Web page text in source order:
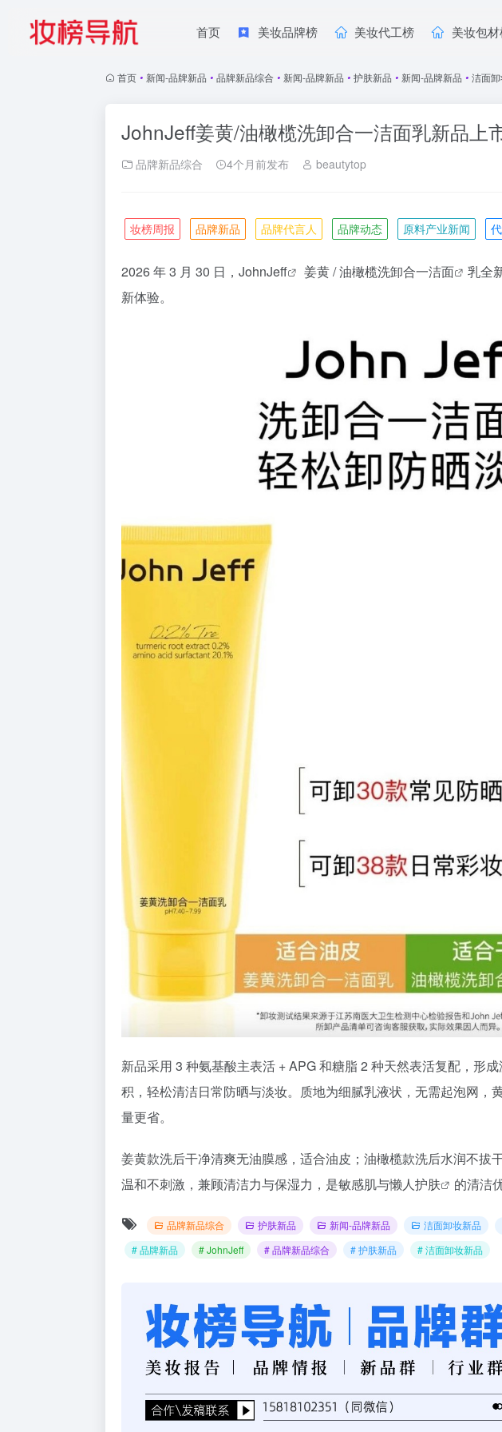
首页 美妆品牌榜 美妆代工榜 美妆包
首页 • 新闻-品牌新品 • 品牌新品综合 • 新闻-品牌新品 • 护肤新品 • 新闻-品牌新品 • 洁面
JohnJeff姜黄/油橄榄洗卸合一洁面乳新品上
品牌新品综合 4个月前发布 beautytop
妆榜周报 品牌新品 品牌代言人 品牌动态 原料产业新闻
2026 年 3 月 30 日， JohnJeff 姜黄 / 油橄榄洗卸合一洁面 乳全
新体验。
新品采用 3 种氨基酸主表活 + APG 和糖脂 2 种天然表活复配，形
积，轻松清洁日常防晒与淡妆。质地为细腻乳液状，无需起泡网，
量更省。
姜黄款洗后干净清爽无油膜感，适合油皮；油橄榄款洗后水润不拔
温和不刺激，兼顾清洁力与保湿力，是敏感肌与懒人护肤 的清洁
品牌新品综合 护肤新品 新闻-品牌新品 洁面卸妆新品
# 品牌新品
# JohnJeff # 品牌新品综合 # 护肤新品 # 洁面卸妆新品